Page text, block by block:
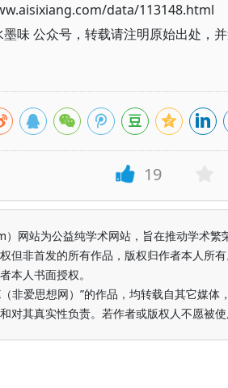
data/113148.html
味 公众号，转载请注明原始出处，并
19
网站为公益纯学术网站，旨在推动学术繁
但非首发的所有作品，版权归作者本人所
本人书面授权。
（非爱思想网）”的作品，均转载自其它媒
对其真实性负责。若作者或版权人不愿被使